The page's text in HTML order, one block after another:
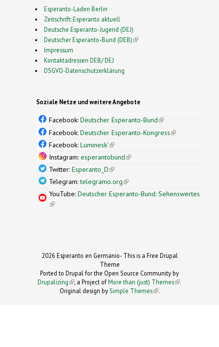
Esperanto-Laden Berlin
Zeitschrift: Esperanto aktuell
Deutsche Esperanto-Jugend (DEJ)
Deutscher Esperanto-Bund (DEB)(link is external)
Impressum
Kontaktadressen DEB/ DEJ
DSGVO-Datenschutzerklärung
Soziale Netze und weitere Angebote
Facebook: Deutscher Esperanto-Bund(link is
external)
Facebook: Deutscher Esperanto-Kongress(link is
Facebook: Luminesk'(link is external)
Instagram: esperantobund(link is external)
Twitter: Esperanto_D(link is external)
Telegram:telegramo.org(link is external)
YouTube: Deutscher Esperanto-Bund: Sehenswertes
(link is external)
2026 Esperanto en Germanio- This is a Free Drupal
Theme
Ported to Drupal for the Open Source Community by
Drupalizing(link is external)
, a Project ofMore than (just) Themes (link is
.
Original design by Simple Themes
(link is
.